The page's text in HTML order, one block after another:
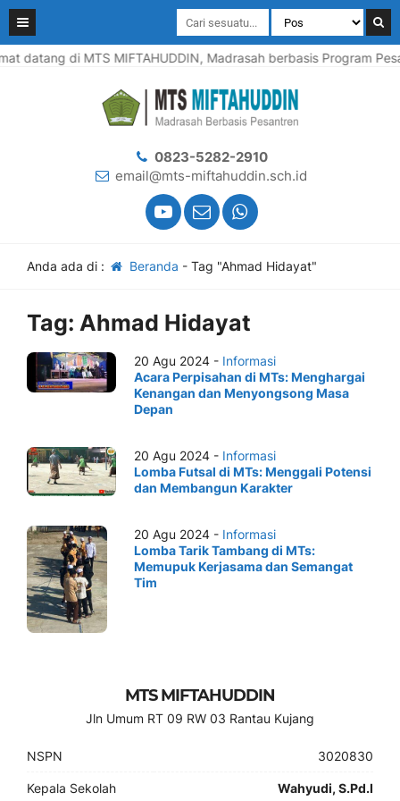
datang di MTS MIFTAHUDDIN, Madrasah berbasis Program
0823-5282-2910
email@mts-miftahuddin.sch.id
Anda ada di : Beranda - Tag "Ahmad Hidayat"
Tag: Ahmad Hidayat
20 Agu 2024 - Informasi
Acara Perpisahan di MTs: Menghargai
Kenangan dan Menyongsong Masa
Depan
20 Agu 2024 - Informasi
Lomba Futsal di MTs: Menggali Potensi
dan Membangun Karakter
20 Agu 2024 - Informasi
Lomba Tarik Tambang di MTs:
Memupuk Kerjasama dan Semangat
Tim
MTS MIFTAHUDDIN
Jln Umum RT 09 RW 03 Rantau Kujang
NSPN 3020830
Kepala Sekolah Wahyudi, S.Pd.I